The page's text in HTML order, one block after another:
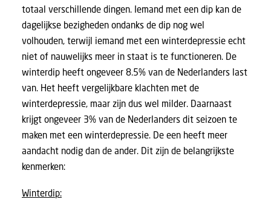
totaal verschillende dingen. Iemand met een dip kan de
dagelijkse bezigheden ondanks de dip nog wel
volhouden, terwijl iemand met een winterdepressie echt
niet of nauwelijks meer in staat is te functioneren. De
winterdip heeft ongeveer 8.5% van de Nederlanders last
van. Het heeft vergelijkbare klachten met de
winterdepressie, maar zijn dus wel milder. Daarnaast
krijgt ongeveer 3% van de Nederlanders dit seizoen te
maken met een winterdepressie. De een heeft meer
aandacht nodig dan de ander. Dit zijn de belangrijkste
kenmerken:
Winterdip: